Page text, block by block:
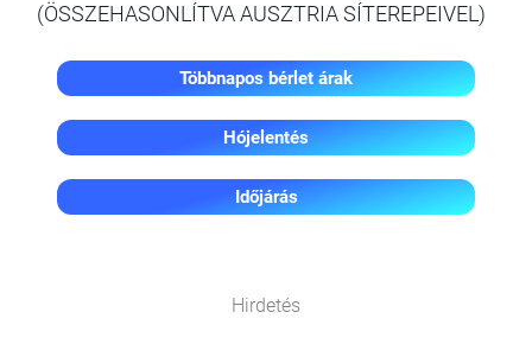
(ÖSSZEHASONLÍTVA AUSZTRIA SÍTEREPEIVEL)
Többnapos bérlet árak
Hójelentés
Időjárás
Hirdetés